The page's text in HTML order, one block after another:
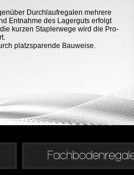
Durchlaufregalen mehrere
Entnahme des Lagerguts erfolgt
kurzen Staplerwege wird die Pro-
platzsparende Bauweise.